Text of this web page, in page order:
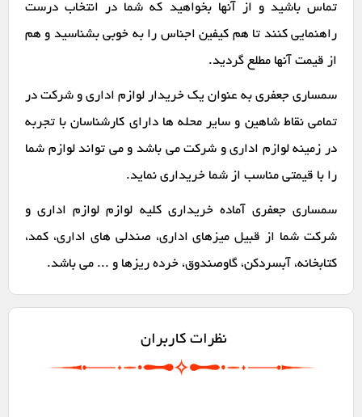
تماس باشید و از آنها بخواهید که شما در انتخاب درست
راهنمایی کنند تا هم کیفین اجناس را به خوبی بشناسید و هم
از قیمت آنها مطلع گردید.
سمساری جعفری به عنوان یک خریدار لوازم اداری و شرکت در
تمامی نقاط شاهین و سایر محله ها دارای کارشناسان با تجربه
در زمینه لوازم اداری و شرکت می باشد و می تواند لوازم شما
را با قیمتی مناسب از شما خریداری نماید.
سمساری جعفری آماده خریداری کلیه لوازم لوازم اداری و
شرکت شما از قبیل میزهای اداری، صندلی های اداری، کمد،
کتابخانه، آبسردکن، گاوصندوق، خرده ریزها و ... می باشد.
نظرات کاربران